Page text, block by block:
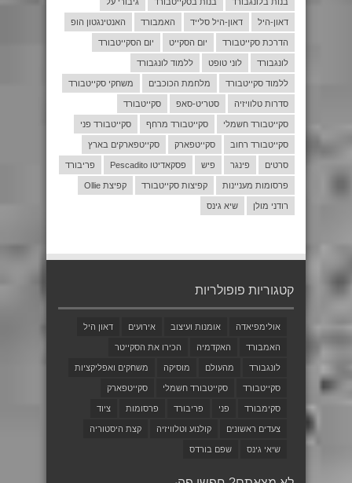
דאון-היל דאון-היל סלייד האמבורד האנטינגטון הופ
הדרכת סקייטבורד יום הסקייט יום הסקייטבורד
לונגבורד לוני טופט ללמוד לונגבורד
ללמוד סקייטבורד מלחמת הכוכבים משחקי סקייטבורד
סדרות טלוויזיה סטריט-סאפ סקייטבורד
סקייטבורד חשמלי סקייטבורד מרחף סקייטבורד פני
סקייטבורד רחוב סקייטפארק סקייטפארקים בארץ
סרטים פינגר פיש פסקאדיטו Pescadito פריבורד
פרסומות מעניינות קפיצות סקייטבורד קפיצת Ollie
רודני מולן שיא גינס
קטגוריות פופולריות
אולימפיאדה אומנות ועיצוב אירועים דאון היל
האמבורד האקדמיה הכירו את הסקייטר
לונגבורד מהעולם מוסיקה משחקים ואפליקציות
סקייטבורד סקייטבורד חשמלי סקייטפארק
סקימבורד פני פריבורד פרסומות ציוד
צעדים ראשונים קולנוע וטלוויזיה קצת היסטוריה
שיאי גינס שפם בורדס